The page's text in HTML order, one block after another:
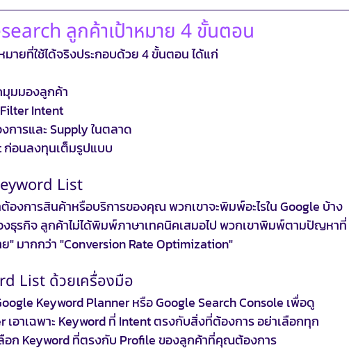
ลูกค้าเป้าหมาย 4 ขั้นตอน
มายที่ใช้ได้จริงประกอบด้วย 4 ขั้นตอน ได้แก่
มุมมองลูกค้า
Intent
การและ Supply ในตลาด
ก่อนลงทุนเต็มรูปแบบ
List
องการสินค้าหรือบริการของคุณ พวกเขาจะพิมพ์อะไรใน Google บ้าง
งธุรกิจ ลูกค้าไม่ได้พิมพ์ภาษาเทคนิคเสมอไป พวกเขาพิมพ์ตามปัญหาที่
" มากกว่า "Conversion Rate Optimization"
List ด้วยเครื่องมือ
Keyword Planner หรือ Google Search Console เพื่อดู
เอาเฉพาะ Keyword ที่ Intent ตรงกับสิ่งที่ต้องการ อย่าเลือกทุก
อก Keyword ที่ตรงกับ Profile ของลูกค้าที่คุณต้องการ